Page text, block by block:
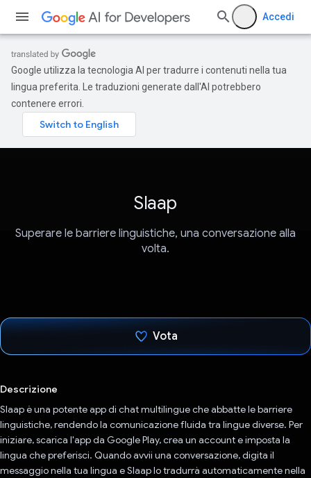
Accedi
Google utilizza la tecnologia AI per tradurre i contenuti nella tua
lingua preferita. Le traduzioni generate dall'AI potrebbero
contenere errori.
Slaap
Superare le barriere linguistiche, una conversazione alla
volta.
Vota
Descrizione
Slaap è una potente app di chat multilingue che abbatte le barriere
linguistiche, rendendo la comunicazione fluida tra lingue diverse. Per
iniziare, scarica l'app da Google Play, crea un account e imposta la
lingua che preferisci. Quando avvii una conversazione, digita il
messaggio nella tua lingua e Slaap lo tradurrà automaticamente nella